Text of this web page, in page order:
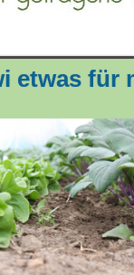
etwas für